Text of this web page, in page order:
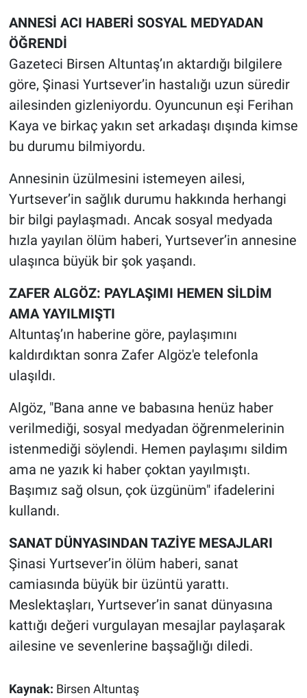
ANNESİ ACI HABERİ SOSYAL MEDYADAN
ÖĞRENDİ
Gazeteci Birsen Altuntaş’ın aktardığı bilgilere
göre, Şinasi Yurtsever’in hastalığı uzun süredir
ailesinden gizleniyordu. Oyuncunun eşi Ferihan
Kaya ve birkaç yakın set arkadaşı dışında kimse
bu durumu bilmiyordu.
Annesinin üzülmesini istemeyen ailesi,
Yurtsever’in sağlık durumu hakkında herhangi
bir bilgi paylaşmadı. Ancak sosyal medyada
hızla yayılan ölüm haberi, Yurtsever’in annesine
ulaşınca büyük bir şok yaşandı.
ZAFER ALGÖZ: PAYLAŞIMI HEMEN SİLDİM
AMA YAYILMIŞTI
Altuntaş’ın haberine göre, paylaşımını
kaldırdıktan sonra Zafer Algöz'e telefonla
ulaşıldı.
Algöz, "Bana anne ve babasına henüz haber
verilmediği, sosyal medyadan öğrenmelerinin
istenmediği söylendi. Hemen paylaşımı sildim
ama ne yazık ki haber çoktan yayılmıştı.
Başımız sağ olsun, çok üzgünüm" ifadelerini
kullandı.
SANAT DÜNYASINDAN TAZİYE MESAJLARI
Şinasi Yurtsever’in ölüm haberi, sanat
camiasında büyük bir üzüntü yarattı.
Meslektaşları, Yurtsever’in sanat dünyasına
kattığı değeri vurgulayan mesajlar paylaşarak
ailesine ve sevenlerine başsağlığı diledi.
Kaynak: Birsen Altuntaş
Türkiye'nin Gündemi
Yerel Gündem
Yerel Yaşam
Canlı Yayın